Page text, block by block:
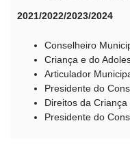
2021/2022/2023/2024
Conselheiro
Criança e do
Articulador
Presidente do
Direitos da
Presidente do